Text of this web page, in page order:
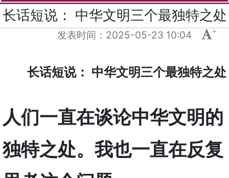
长话短说： 中华文明三个最独特之处
发表时间： 2025-05-23 10:04 +
长话短说： 中华文明三个最独特之处
人们一直在谈论中华文明的
独特之处。我也一直在反复